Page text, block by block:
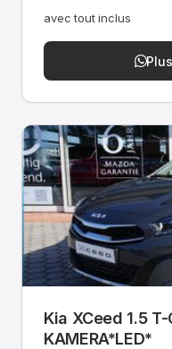
avec tout inclus
Kia XCeed 1.5 T-GDI SPIRIT *NAVI*
KAMERA*LED*